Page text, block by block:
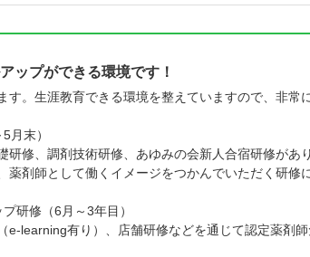
ップができる環境です！
す。生涯教育できる環境を整えていますので、非常
月末）
研修、調剤技術研修、あゆみの会新人合宿研修があり
薬剤師として働くイメージをつかんでいただく研修
研修（6月～3年目）
e-learning有り）、店舗研修などを通じて認定薬剤